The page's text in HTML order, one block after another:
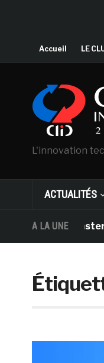
Accueil LE
L'innovation
ACTUALITÉS
A LA UNE
Gogh